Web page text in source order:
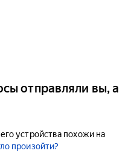
отправляли вы, а
устройства похожи на
произойти?